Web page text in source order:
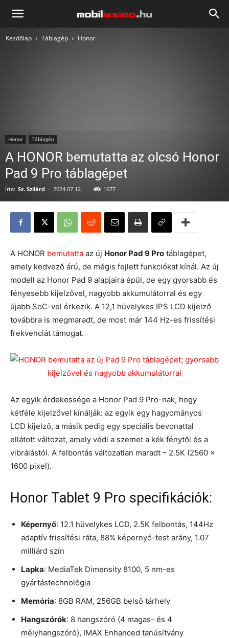
Mobilissimo.hu
Kezdőlap Táblagép Honor
Honor Táblagép
A HONOR bemutatta az olcsó Honor
Pad 9 Pro táblagépet
Írta: Sz. Szilárd - 2024.07.12. 1677
A HONOR bemutatta az új Honor Pad 9 Pro táblagépet,
amely kedvező árú, de mégis fejlett funkciókat kínál. Az új
modell az Honor Pad 9 alapjaira épül, de egy gyorsabb és
fényesebb kijelzővel, nagyobb akkumulátorral és egy
újabb SoC-vel érkezik. A 12,1 hüvelykes IPS LCD kijelző
továbbra is megmaradt, de most már 144 Hz-es frissítési
frekvenciát támogat.
Az egyik érdekessége a Honor Pad 9 Pro-nak, hogy
kétféle kijelzővel kínálják: az egyik egy hagyományos
LCD kijelző, a másik pedig egy speciális bevonattal
ellátott változat, amely védi a szemet a kék fénytől és a
vibrálástól. A felbontás változatlan maradt – 2.5K (2560 x
1600 pixel).
Honor Tablet 9 Pro specifikációk:
Képernyő: 12.1 hüvelykes LCD, 2.5K felbontás, 144Hz
adaptív frissítési ráta, 88% képernyő-test arány, 1.07
milliárd szín
Lapka: MediaTek Dimensity 8100, 5 nm-es
gyártástechnológia
Memória: 8GB RAM, 256GB belső tárhely
Hangszórók: 8 hangszóró (4 magas- és 4
mélyhangszóró), IMAX Enhanced tanúsítvány